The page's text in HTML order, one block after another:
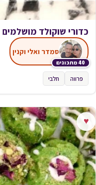
כדורי שוקולד מושלמים
40 מתכונים
סמדר ואלי וקנין
פרווה חלבי
♥